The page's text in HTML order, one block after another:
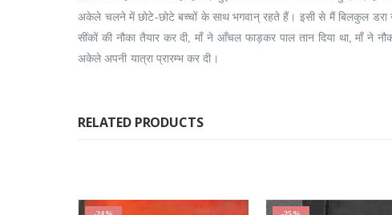
अकेले चलने में छोटे-छोटे बच्चों के साथ भगवान् रहते हैं। इसी से मैं बिलकुल डरा
सींकों की नौका तैयार कर दी, माँ ने आँचल फाड़कर पाल तान दिया था, माँ ने
अकेले अपनी यात्रा प्रारम्भ कर दी।
RELATED PRODUCTS